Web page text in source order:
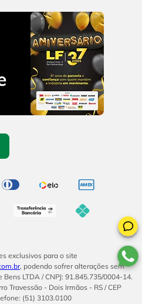
exclusivos para o site
, podendo sofrer alterações sem
LTDA / CNPJ: 91.845.735/0004-14.
Travessão - Dois Irmãos - RS / CEP
(51) 3103.0100